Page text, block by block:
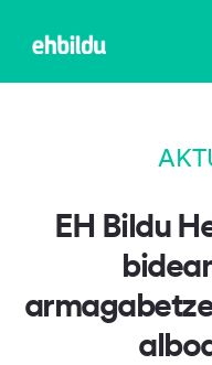
EH Bildu